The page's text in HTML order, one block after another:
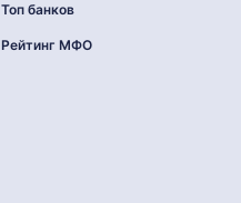
Топ банков
Рейтинг МФО